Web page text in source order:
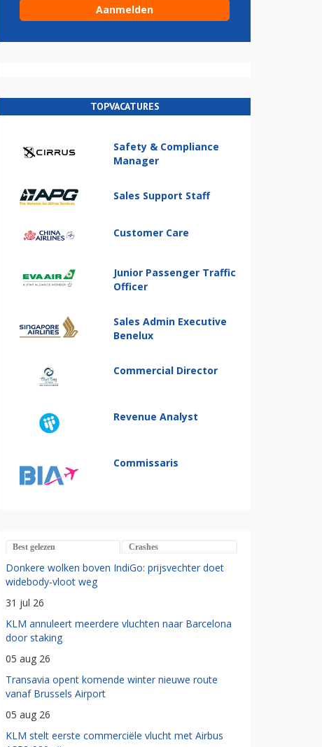
TOPVACATURES
Safety & Compliance
Manager
Sales Support Staff
Customer Care
Junior Passenger Traffic
Officer
Sales Admin Executive
Benelux
Commercial Director
Revenue Analyst
Commissaris
Best gelezen Crashes
Donkere wolken boven IndiGo: prijsvechter doet
widebody-vloot weg
31 jul 26
KLM annuleert meerdere vluchten naar Barcelona
door staking
05 aug 26
Transavia opent komende winter nieuwe route
vanaf Brussels Airport
05 aug 26
KLM stelt eerste commerciële vlucht met Airbus